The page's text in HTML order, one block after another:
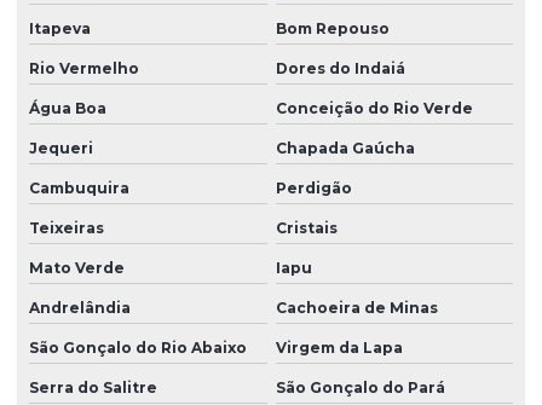
Itapeva Bom Repouso
Rio Vermelho Dores do Indaiá
Água Boa Conceição do Rio Verde
Jequeri Chapada Gaúcha
Cambuquira Perdigão
Teixeiras Cristais
Mato Verde Iapu
Andrelândia Cachoeira de Minas
São Gonçalo do Rio Abaixo Virgem da Lapa
Serra do Salitre São Gonçalo do Pará